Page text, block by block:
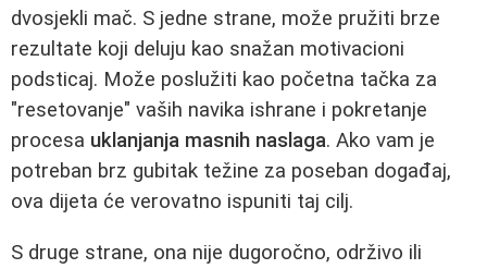
dvosjekli mač. S jedne strane, može pružiti brze
rezultate koji deluju kao snažan motivacioni
podsticaj. Može poslužiti kao početna tačka za
"resetovanje" vaših navika ishrane i pokretanje
procesa uklanjanja masnih naslaga. Ako vam je
potreban brz gubitak težine za poseban događaj,
ova dijeta će verovatno ispuniti taj cilj.
S druge strane, ona nije dugoročno, održivo ili